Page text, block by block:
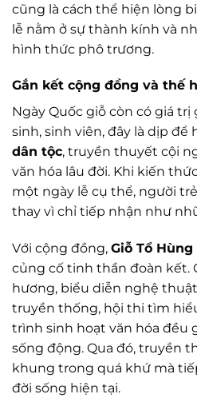
cũng là cách thể hiện lòng
lễ nằm ở sự thành kính và
hình thức phô trương.
Gắn kết cộng đồng và thế
Ngày Quốc giỗ còn có giá trị
sinh, sinh viên, đây là dịp để
dân tộc, truyền thuyết cội
văn hóa lâu đời. Khi kiến
một ngày lễ cụ thể, người
thay vì chỉ tiếp nhận như
Với cộng đồng, Giỗ Tổ
củng cố tinh thần đoàn kết.
hương, biểu diễn nghệ
truyền thống, hội thi tìm
trình sinh hoạt văn hóa đều
sống động. Qua đó, truyền
khung trong quá khứ mà
đời sống hiện tại.